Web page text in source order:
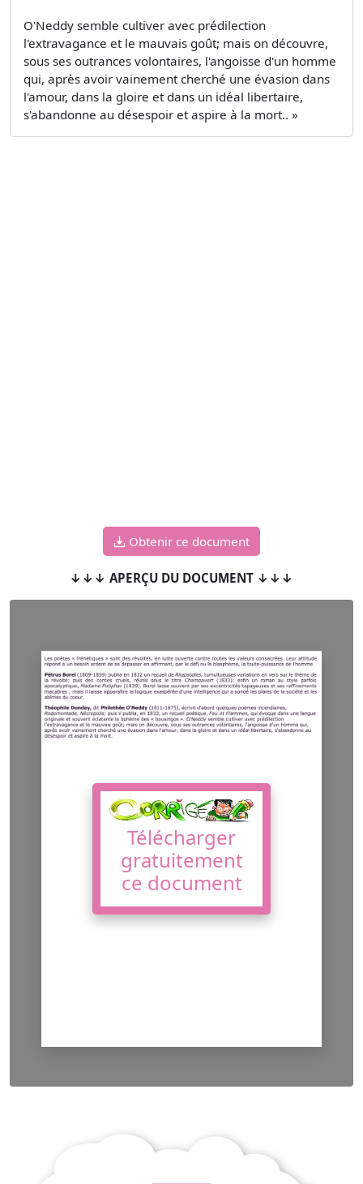
O'Neddy semble cultiver avec prédilection
l'extravagance et le mauvais goût; mais on découvre,
sous ses outrances volontaires, l'angoisse d'un homme
qui, après avoir vainement cherché une évasion dans
l'amour, dans la gloire et dans un idéal libertaire,
s'abandonne au désespoir et aspire à la mort.. »
Obtenir ce document
↓↓↓ APERÇU DU DOCUMENT ↓↓↓
Télécharger
gratuitement
ce document